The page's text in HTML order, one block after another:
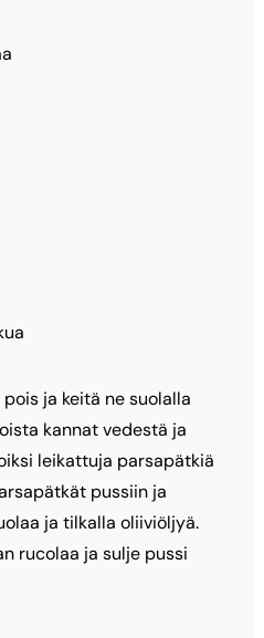
ja keitä ne suolalla
kannat vedestä ja
leikattuja parsapätkiä
pussiin ja
ja tilkalla oliiviöljyä.
rucolaa ja sulje pussi